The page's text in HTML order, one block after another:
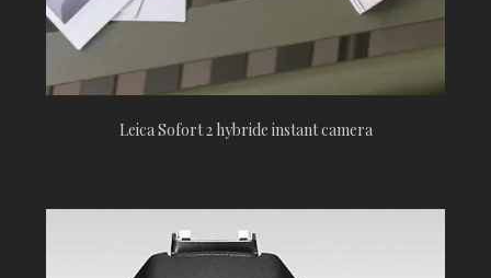
Leica Sofort 2 hybride instant camera